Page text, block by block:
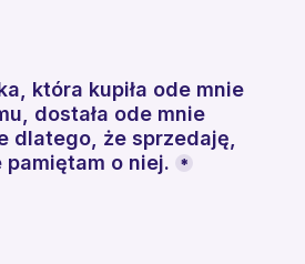
która kupiła ode mnie
dostała ode mnie
dlatego, że sprzedaję,
o niej.
*